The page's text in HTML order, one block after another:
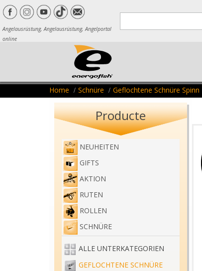
Angelausrüstung, Angelausrüstung, Angelportal
online
Home Schnüre Geflochtene Schnüre Spinn
Producte
NEUHEITEN
GIFTS
AKTION
RUTEN
ROLLEN
SCHNÜRE
ALLE UNTERKATEGORIEN
GEFLOCHTENE SCHNÜRE